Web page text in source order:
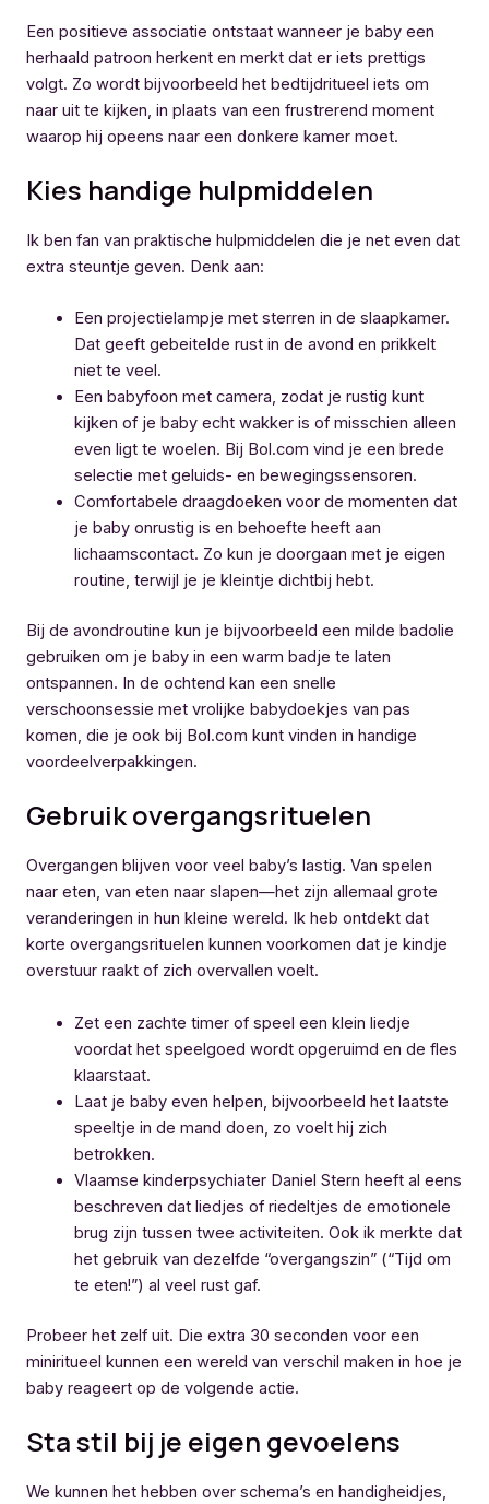
Een positieve associatie ontstaat wanneer je baby een
herhaald patroon herkent en merkt dat er iets prettigs
volgt. Zo wordt bijvoorbeeld het bedtijdritueel iets om
naar uit te kijken, in plaats van een frustrerend moment
waarop hij opeens naar een donkere kamer moet.
Kies handige hulpmiddelen
Ik ben fan van praktische hulpmiddelen die je net even dat
extra steuntje geven. Denk aan:
Een projectielampje met sterren in de slaapkamer.
Dat geeft gebeitelde rust in de avond en prikkelt
niet te veel.
Een babyfoon met camera, zodat je rustig kunt
kijken of je baby echt wakker is of misschien alleen
even ligt te woelen. Bij Bol.com vind je een brede
selectie met geluids- en bewegingssensoren.
Comfortabele draagdoeken voor de momenten dat
je baby onrustig is en behoefte heeft aan
lichaamscontact. Zo kun je doorgaan met je eigen
routine, terwijl je je kleintje dichtbij hebt.
Bij de avondroutine kun je bijvoorbeeld een milde badolie
gebruiken om je baby in een warm badje te laten
ontspannen. In de ochtend kan een snelle
verschoonsessie met vrolijke babydoekjes van pas
komen, die je ook bij Bol.com kunt vinden in handige
voordeelverpakkingen.
Gebruik overgangsrituelen
Overgangen blijven voor veel baby’s lastig. Van spelen
naar eten, van eten naar slapen—het zijn allemaal grote
veranderingen in hun kleine wereld. Ik heb ontdekt dat
korte overgangsrituelen kunnen voorkomen dat je kindje
overstuur raakt of zich overvallen voelt.
Zet een zachte timer of speel een klein liedje
voordat het speelgoed wordt opgeruimd en de fles
klaarstaat.
Laat je baby even helpen, bijvoorbeeld het laatste
speeltje in de mand doen, zo voelt hij zich
betrokken.
Vlaamse kinderpsychiater Daniel Stern heeft al eens
beschreven dat liedjes of riedeltjes de emotionele
brug zijn tussen twee activiteiten. Ook ik merkte dat
het gebruik van dezelfde “overgangszin” (“Tijd om
te eten!”) al veel rust gaf.
Probeer het zelf uit. Die extra 30 seconden voor een
miniritueel kunnen een wereld van verschil maken in hoe je
baby reageert op de volgende actie.
Sta stil bij je eigen gevoelens
We kunnen het hebben over schema’s en handigheidjes,